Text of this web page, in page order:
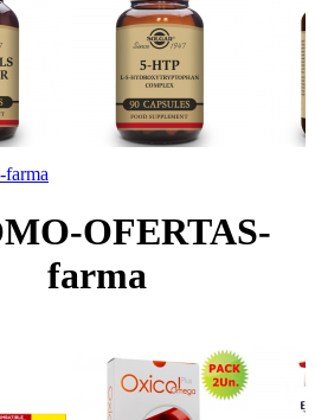
OFERTAS-
farma